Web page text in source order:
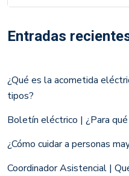
Entradas
¿Qué es la acometida
tipos?
Boletín eléctrico | ¿Para
¿Cómo cuidar a personas
Coordinador Asistencial |